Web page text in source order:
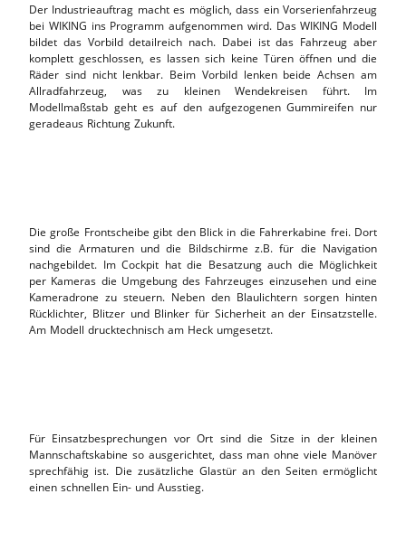
Der Industrieauftrag macht es möglich, dass ein Vorserienfahrzeug
bei WIKING ins Programm aufgenommen wird. Das WIKING Modell
bildet das Vorbild detailreich nach. Dabei ist das Fahrzeug aber
komplett geschlossen, es lassen sich keine Türen öffnen und die
Räder sind nicht lenkbar. Beim Vorbild lenken beide Achsen am
Allradfahrzeug, was zu kleinen Wendekreisen führt. Im
Modellmaßstab geht es auf den aufgezogenen Gummireifen nur
geradeaus Richtung Zukunft.
Die große Frontscheibe gibt den Blick in die Fahrerkabine frei. Dort
sind die Armaturen und die Bildschirme z.B. für die Navigation
nachgebildet. Im Cockpit hat die Besatzung auch die Möglichkeit
per Kameras die Umgebung des Fahrzeuges einzusehen und eine
Kameradrone zu steuern. Neben den Blaulichtern sorgen hinten
Rücklichter, Blitzer und Blinker für Sicherheit an der Einsatzstelle.
Am Modell drucktechnisch am Heck umgesetzt.
Für Einsatzbesprechungen vor Ort sind die Sitze in der kleinen
Mannschaftskabine so ausgerichtet, dass man ohne viele Manöver
sprechfähig ist. Die zusätzliche Glastür an den Seiten ermöglicht
einen schnellen Ein- und Ausstieg.